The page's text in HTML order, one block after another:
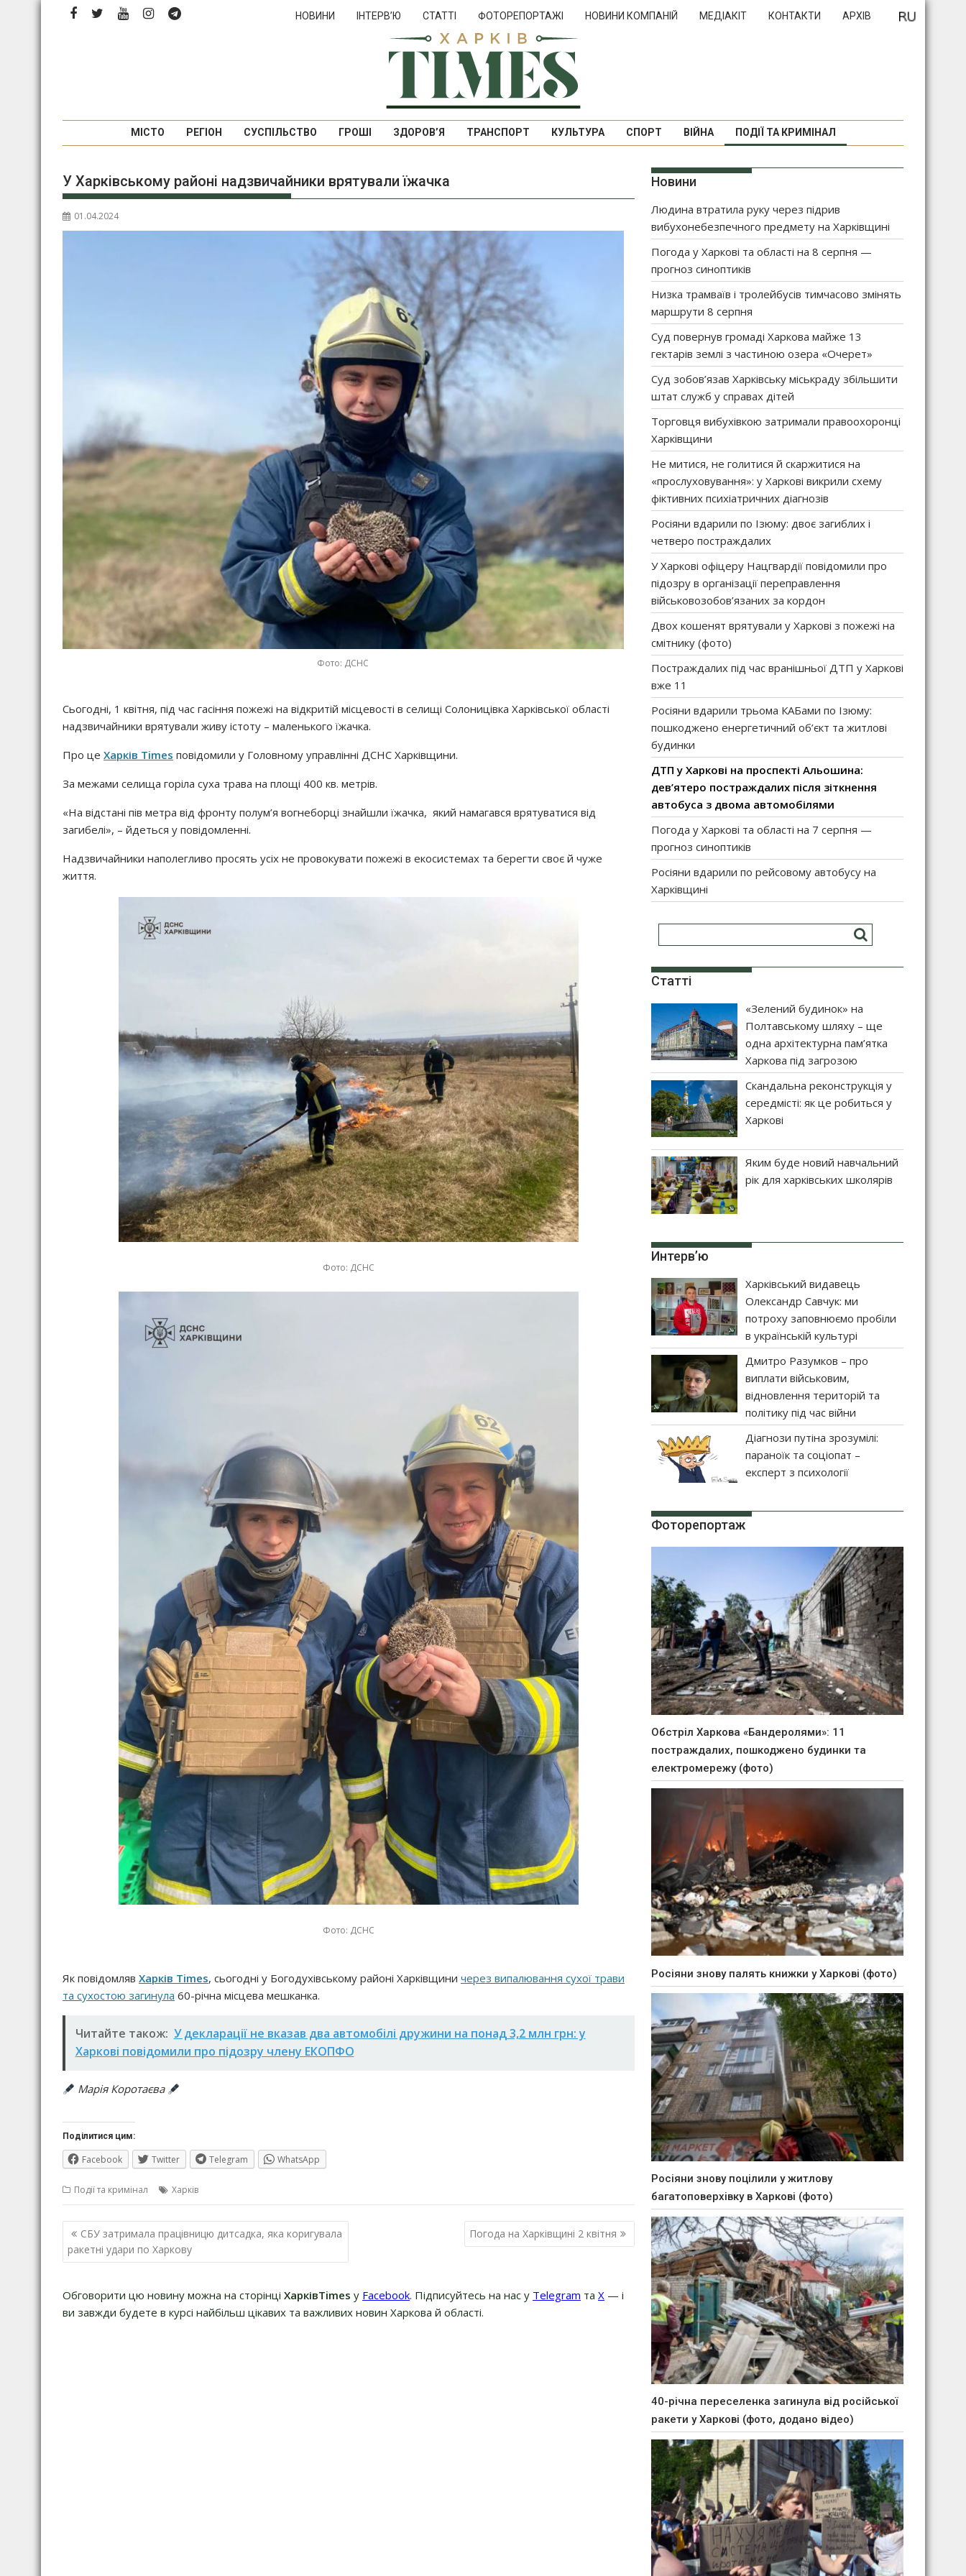
Перейти
НОВИНИ ІНТЕРВ’Ю СТАТТІ ФОТОРЕПОРТАЖІ НОВИНИ КОМПАНІЙ МЕДІАКІТ КОНТАКТИ АРХІВ
МІСТО РЕГІОН СУСПІЛЬСТВО ГРОШІ ЗДОРОВ’Я ТРАНСПОРТ КУЛЬТУРА СПОРТ ВІЙНА ПОДІЇ ТА КРИМІНАЛ
У Харківському районі надзвичайники врятували їжачка
01.04.2024
Фото: ДСНС
Сьогодні, 1 квітня, під час гасіння пожежі на відкритій місцевості в селищі Солоницівка Харківської області
надзвичайники врятували живу істоту – маленького їжачка.
Про це Харків Times повідомили у Головному управлінні ДСНС Харківщини.
За межами селища горіла суха трава на площі 400 кв. метрів.
«На відстані пів метра від фронту полум’я вогнеборці знайшли їжачка, який намагався врятуватися від
загибелі», – йдеться у повідомленні.
Надзвичайники наполегливо просять усіх не провокувати пожежі в екосистемах та берегти своє й чуже
життя.
Фото: ДСНС
Фото: ДСНС
Як повідомляв Харків Times, сьогодні у Богодухівському районі Харківщини через випалювання сухої трави
та сухостою загинула 60-річна місцева мешканка.
Читайте також: У декларації не вказав два автомобілі дружини на понад 3,2 млн грн: у
Харкові повідомили про підозру члену ЕКОПФО
Марія Коротаєва
Поділитися цим:
Facebook Twitter Telegram WhatsApp
Події та кримінал Харків
Навігація
записів
СБУ затримала працівницю дитсадка, яка коригувала
ракетні удари по Харкову
Погода на Харківщині 2 квітня
Обговорити цю новину можна на сторінці ХарківTimes у Facebook. Підписуйтесь на нас у Telegram та Х — і
ви завжди будете в курсі найбільш цікавих та важливих новин Харкова й області.
Новини
Людина втратила руку через підрив
вибухонебезпечного предмету на Харківщині
Погода у Харкові та області на 8 серпня —
прогноз синоптиків
Низка трамваїв і тролейбусів тимчасово змінять
маршрути 8 серпня
Суд повернув громаді Харкова майже 13
гектарів землі з частиною озера «Очерет»
Суд зобов’язав Харківську міськраду збільшити
штат служб у справах дітей
Торговця вибухівкою затримали правоохоронці
Харківщини
Не митися, не голитися й скаржитися на
«прослуховування»: у Харкові викрили схему
фіктивних психіатричних діагнозів
Росіяни вдарили по Ізюму: двоє загиблих і
четверо постраждалих
У Харкові офіцеру Нацгвардії повідомили про
підозру в організації переправлення
військовозобов’язаних за кордон
Двох кошенят врятували у Харкові з пожежі на
смітнику (фото)
Постраждалих під час вранішньої ДТП у Харкові
вже 11
Росіяни вдарили трьома КАБами по Ізюму:
пошкоджено енергетичний об’єкт та житлові
будинки
ДТП у Харкові на проспекті Альошина:
дев’ятеро постраждалих після зіткнення
автобуса з двома автомобілями
Погода у Харкові та області на 7 серпня —
прогноз синоптиків
Росіяни вдарили по рейсовому автобусу на
Харківщині
Статті
«Зелений будинок» на
Полтавському шляху – ще
одна архітектурна пам’ятка
Харкова під загрозою
Скандальна реконструкція у
середмісті: як це робиться у
Харкові
Яким буде новий навчальний
рік для харківських школярів
Интерв’ю
Харківський видавець
Олександр Савчук: ми
потроху заповнюємо пробіли
в українській культурі
Дмитро Разумков – про
виплати військовим,
відновлення територій та
політику під час війни
Діагнози путіна зрозумілі:
параноїк та соціопат –
експерт з психології
Фоторепортаж
Обстріл Харкова «Бандеролями»: 11
постраждалих, пошкоджено будинки та
електромережу (фото)
Росіяни знову палять книжки у Харкові (фото)
Росіяни знову поцілили у житлову
багатоповерхівку в Харкові (фото)
40-річна переселенка загинула від російської
ракети у Харкові (фото, додано відео)